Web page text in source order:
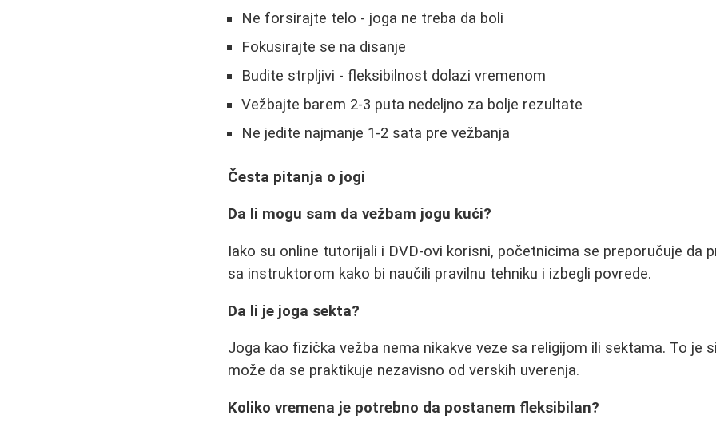
Ne forsirajte telo - joga ne treba da boli
Fokusirajte se na disanje
Budite strpljivi - fleksibilnost dolazi vremenom
Vežbajte barem 2-3 puta nedeljno za bolje rezultate
Ne jedite najmanje 1-2 sata pre vežbanja
Česta pitanja o jogi
Da li mogu sam da vežbam jogu kući?
Iako su online tutorijali i DVD-ovi korisni, početnicima se preporučuje da
sa instruktorom kako bi naučili pravilnu tehniku i izbegli povrede.
Da li je joga sekta?
Joga kao fizička vežba nema nikakve veze sa religijom ili sektama. To je
može da se praktikuje nezavisno od verskih uverenja.
Koliko vremena je potrebno da postanem fleksibilan?